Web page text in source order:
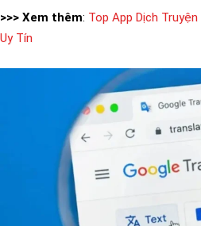
>>> Xem thêm: Top App Dịch
Uy Tín